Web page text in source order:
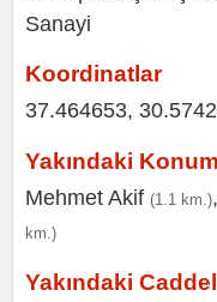
Koordinatlar
37.464653,
Yakındaki
Mehmet Akif (1.1 km.),
km.)
Yakındaki